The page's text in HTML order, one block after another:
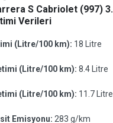
S Cabriolet (997)
Verileri
(Litre/100 km): 18 Litre
(Litre/100 km): 8.4 Litre
(Litre/100 km): 11.7 Litre
Emisyonu: 283 g/km